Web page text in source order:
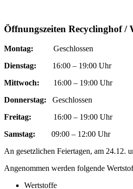
Öffnungszeiten Recyclinghof /
Montag: Geschlossen
Dienstag: 16:00 – 19:00 Uhr
Mittwoch: 16:00 – 19:00 Uhr
Donnerstag: Geschlossen
Freitag: 16:00 – 19:00 Uhr
Samstag:
09:00 – 12:00 Uhr
An gesetzlichen Feiertagen, am 24.12.
Angenommen werden folgende
Wertstoffe